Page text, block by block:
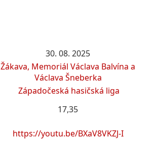
30. 08. 2025
Žákava, Memoriál Václava Balvína a
Václava Šneberka
Západočeská hasičská liga
17,35
https://youtu.be/BXaV8VKZJ-I